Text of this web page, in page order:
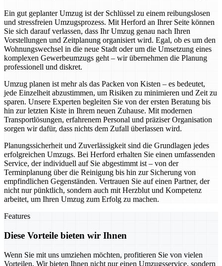
Ein gut geplanter Umzug ist der Schlüssel zu einem reibungslosen
und stressfreien Umzugsprozess. Mit Herford an Ihrer Seite können
Sie sich darauf verlassen, dass Ihr Umzug genau nach Ihren
Vorstellungen und Zeitplanung organisiert wird. Egal, ob es um den
Wohnungswechsel in die neue Stadt oder um die Umsetzung eines
komplexen Gewerbeumzugs geht – wir übernehmen die Planung
professionell und diskret.
Umzug planen ist mehr als das Packen von Kisten – es bedeutet,
jede Einzelheit abzustimmen, um Risiken zu minimieren und Zeit zu
sparen. Unsere Experten begleiten Sie von der ersten Beratung bis
hin zur letzten Kiste in Ihrem neuen Zuhause. Mit modernen
Transportlösungen, erfahrenem Personal und präziser Organisation
sorgen wir dafür, dass nichts dem Zufall überlassen wird.
Planungssicherheit und Zuverlässigkeit sind die Grundlagen jedes
erfolgreichen Umzugs. Bei Herford erhalten Sie einen umfassenden
Service, der individuell auf Sie abgestimmt ist – von der
Terminplanung über die Reinigung bis hin zur Sicherung von
empfindlichen Gegenständen. Vertrauen Sie auf einen Partner, der
nicht nur pünktlich, sondern auch mit Herzblut und Kompetenz
arbeitet, um Ihren Umzug zum Erfolg zu machen.
Features
Diese Vorteile bieten wir Ihnen
Wenn Sie mit uns umziehen möchten, profitieren Sie von vielen
Vorteilen. Wir bieten Ihnen nicht nur einen Umzugsservice, sondern